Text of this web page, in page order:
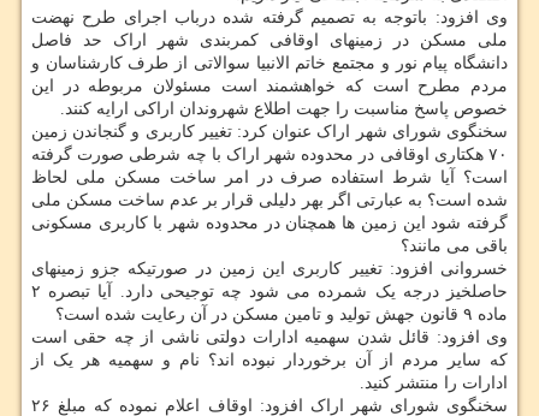
وی افزود: باتوجه به تصمیم گرفته شده درباب اجرای طرح نهضت
ملی مسکن در زمینهای اوقافی کمربندی شهر اراک حد فاصل
دانشگاه پیام نور و مجتمع خاتم الانبیا سوالاتی از طرف کارشناسان و
مردم مطرح است که خواهشمند است مسئولان مربوطه در این
خصوص پاسخ مناسبت را جهت اطلاع شهروندان اراکی ارایه کنند.
سخنگوی شورای شهر اراک عنوان کرد: تغییر کاربری و گنجاندن زمین
۷۰ هکتاری اوقافی در محدوده شهر اراک با چه شرطی صورت گرفته
است؟ آیا شرط استفاده صرف در امر ساخت مسکن ملی لحاظ
شده است؟ به عبارتی اگر بهر دلیلی قرار بر عدم ساخت مسکن ملی
گرفته شود این زمین ها همچنان در محدوده شهر با کاربری مسکونی
باقی می مانند؟
خسروانی افزود: تغییر کاربری این زمین در صورتیکه جزو زمینهای
حاصلخیز درجه یک شمرده می شود چه توجیحی دارد. آیا تبصره ۲
ماده ۹ قانون جهش تولید و تامین مسکن در آن رعایت شده است؟
وی افزود: قائل شدن سهمیه ادارات دولتی ناشی از چه حقی است
که سایر مردم از آن برخوردار نبوده اند؟ نام و سهمیه هر یک از
ادارات را منتشر کنید.
سخنگوی شورای شهر اراک افزود: اوقاف اعلام نموده که مبلغ ۲۶